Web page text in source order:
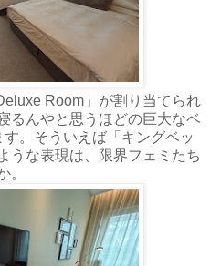
Room」が割り当てられ
るんやと思うほどの巨大なベ
。そういえば「キングベッ
うな表現は、限界フェミたち
。